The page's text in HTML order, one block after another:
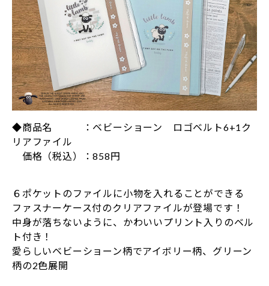
◆商品名 ：ベビーショーン ロゴベルト6+1ク
リアファイル
価格（税込）：858円
６ポケットのファイルに小物を入れることができる
ファスナーケース付のクリアファイルが登場です！
中身が落ちないように、かわいいプリント入りのベル
ト付き！
愛らしいベビーショーン柄でアイボリー柄、グリーン
柄の2色展開